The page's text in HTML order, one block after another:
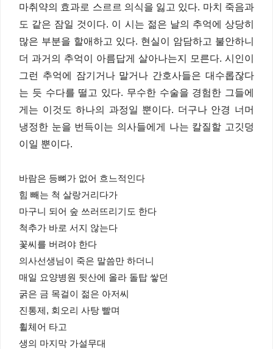
마취약의 효과로 스르르 의식을 잃고 있다. 마치 죽음과
도 같은 잠일 것이다. 이 시는 젊은 날의 추억에 상당히
많은 부분을 할애하고 있다. 현실이 암담하고 불안하니
더 과거의 추억이 아름답게 살아나는지 모른다. 시인이
그런 추억에 잠기거나 말거나 간호사들은 대수롭잖다
는 듯 수다를 떨고 있다. 무수한 수술을 경험한 그들에
게는 이것도 하나의 과정일 뿐이다. 더구나 안경 너머
냉정한 눈을 번득이는 의사들에게 나는 칼질할 고깃덩
이일 뿐이다.
바람은 등뼈가 없어 흐느적인다
힘 빼는 척 살랑거리다가
마구니 되어 숲 쓰러뜨리기도 한다
척추가 바로 서지 않는다
꽃씨를 버려야 한다
의사선생님이 죽은 말씀만 하더니
매일 요양병원 뒷산에 올라 돌탑 쌓던
굵은 금 목걸이 젊은 아저씨
진통제, 회오리 사탕 빨며
휠체어 타고
생의 마지막 가설무대